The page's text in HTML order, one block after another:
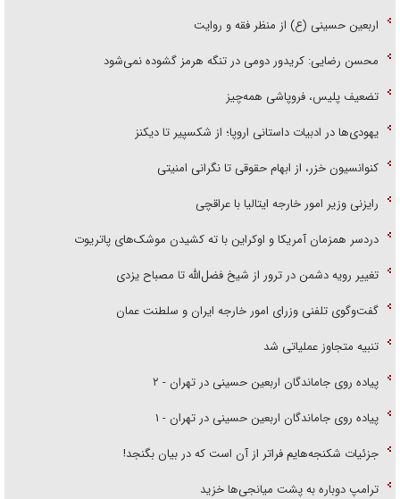
اربعین حسینی (ع) از منظر فقه و روایت
محسن رضایی: کریدور دومی در تنگه هرمز گشوده نمی‌شود
تضعیف پلیس، فروپاشی همه‌چیز
یهودی‌ها در ادبیات داستانی اروپا؛ از شکسپیر تا دیکنز
کنوانسیون خزر، از ابهام حقوقی تا نگرانی امنیتی
رایزنی وزیر امور خارجه ایتالیا با عراقچی
دردسر همزمان آمریکا و اوکراین با ته کشیدن موشک‌های پاتریوت
تغییر رویه دشمن در ترور از شیخ فضل‌الله تا مصباح یزدی
گفت‌وگوی تلفنی وزرای امور خارجه ایران و سلطنت عمان
تنبیه متجاوز عملیاتی شد
پیاده روی جاماندگان اربعین حسینی در تهران - ۲
پیاده روی جاماندگان اربعین حسینی در تهران - ۱
جزئیات شکنجه‌هایم فراتر از آن است که در بیان بگنجد!
ترامپ دوباره به پشت میانجی‌ها خزید